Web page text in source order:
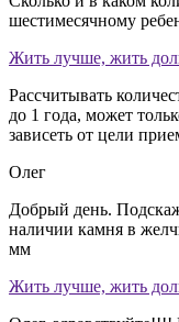
шестимесячному
Жить лучше, жить
Рассчитывать
до 1 года, может
зависеть от цели
Олег
Добрый день.
наличии камня в
мм
Жить лучше, жить